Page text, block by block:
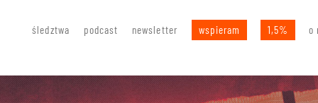
śledztwa podcast newsletter wspieram 1,5% o